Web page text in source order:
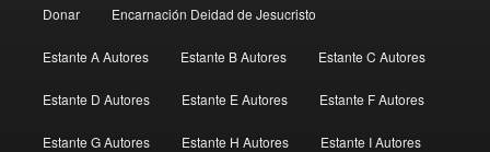
Donar Encarnación Deidad de Jesucristo
Estante A Autores Estante B Autores Estante C Autores
Estante D Autores Estante E Autores Estante F Autores
Estante G Autores Estante H Autores Estante I Autores